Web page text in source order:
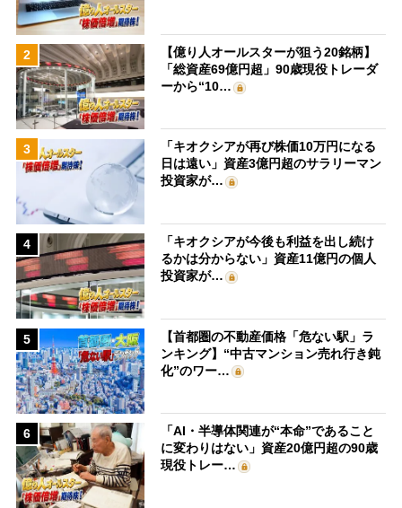
2
【億り人オールスターが狙う20銘柄】
「総資産69億円超」90歳現役トレーダ
ーから“10…
3
「キオクシアが再び株価10万円になる
日は遠い」資産3億円超のサラリーマン
投資家が…
4
「キオクシアが今後も利益を出し続け
るかは分からない」資産11億円の個人
投資家が…
5
【首都圏の不動産価格「危ない駅」ラ
ンキング】“中古マンション売れ行き鈍
化”のワー…
6
「AI・半導体関連が“本命”であること
に変わりはない」資産20億円超の90歳
現役トレー…